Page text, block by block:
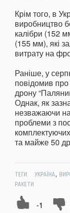
Крім того, в
виробництво
калібри (152
(155 мм), які
витрату на
Раніше, у
повідомив
дрону
Однак, як
незважаючи
проблеми з
та майже 50
ТЕГИ: УКРАЇНА,
РАКЕТИ
-1